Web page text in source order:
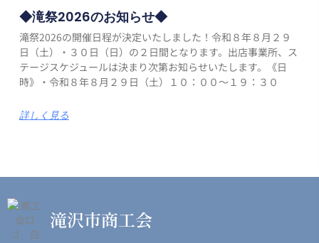
◆滝祭2026のお知らせ◆
滝祭2026の開催日程が決定いたしました！令和８年８月２９
日（土）・３０日（日）の２日間となります。出店事業所、ス
テージスケジュールは決まり次第お知らせいたします。《日
時》・令和８年８月２９日（土）１０：００～１９：３０
詳しく見る
滝沢市商工会